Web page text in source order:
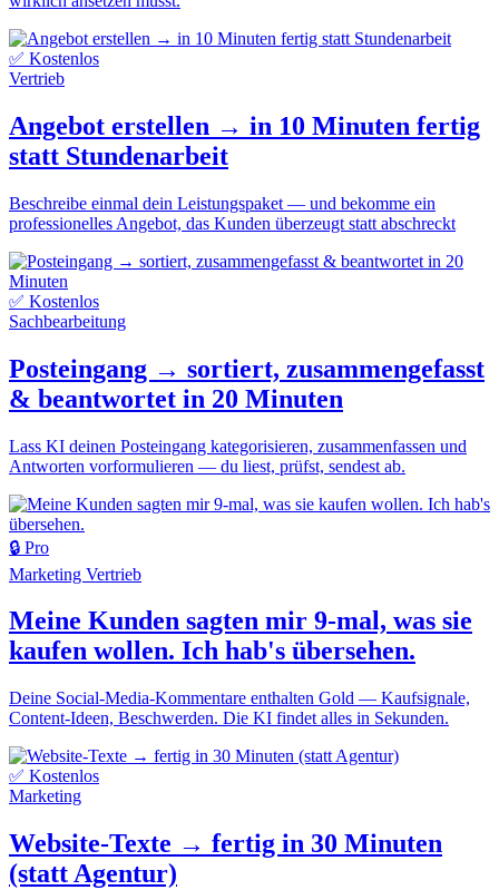
✅ Kostenlos
Vertrieb
Angebot erstellen → in 10 Minuten fertig
statt Stundenarbeit
Beschreibe einmal dein Leistungspaket — und bekomme ein
professionelles Angebot, das Kunden überzeugt statt abschreckt
✅ Kostenlos
Sachbearbeitung
Posteingang → sortiert, zusammengefasst
& beantwortet in 20 Minuten
Lass KI deinen Posteingang kategorisieren, zusammenfassen und
Antworten vorformulieren — du liest, prüfst, sendest ab.
🔒 Pro
Marketing Vertrieb
Meine Kunden sagten mir 9-mal, was sie
kaufen wollen. Ich hab's übersehen.
Deine Social-Media-Kommentare enthalten Gold — Kaufsignale,
Content-Ideen, Beschwerden. Die KI findet alles in Sekunden.
✅ Kostenlos
Marketing
Website-Texte → fertig in 30 Minuten
(statt Agentur)